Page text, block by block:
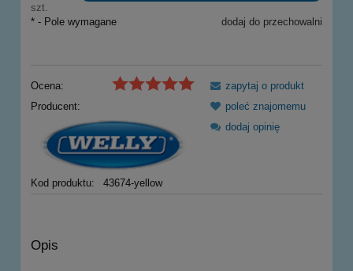
szt.
dodaj do przechowalni
* - Pole wymagane
Ocena:
Producent:
Kod produktu: 43674-yellow
zapytaj o produkt
poleć znajomemu
dodaj opinię
Opis